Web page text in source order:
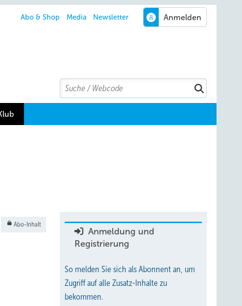
Abo & Shop Media Newsletter
Search
Suchen
Abo-Inhalt
Anmeldung und
Registrierung
So melden Sie sich als Abonnent an, um
Zugriff auf alle Zusatz-Inhalte zu
bekommen.